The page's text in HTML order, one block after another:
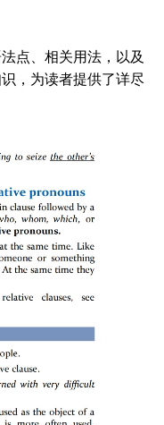
点、相关用法，以及
，为读者提供了详尽